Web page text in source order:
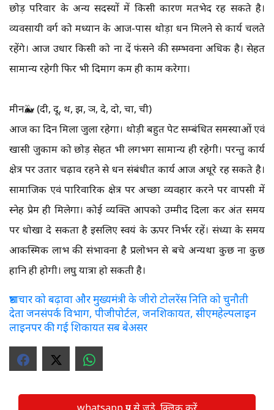
छोड़ परिवार के अन्य सदस्यों में किसी कारण मतभेद रह सकते है।
व्यवसायी वर्ग को मध्यान के आज-पास थोड़ा धन मिलने से कार्य चलते
रहेंगे। आज उधार किसी को ना दें फंसने की सम्भवना अधिक है। सेहत
सामान्य रहेगी फिर भी दिमाग कम ही काम करेगा।
मीन🐳 (दी, दू, थ, झ, ञ, दे, दो, चा, ची)
आज का दिन मिला जुला रहेगा। थोड़ी बहुत पेट सम्बंधित समस्याओं एवं
खासी जुकाम को छोड़ सेहत भी लगभग सामान्य ही रहेगी। परन्तु कार्य
क्षेत्र पर उतार चढ़ाव रहने से धन संबंधीत कार्य आज अधूरे रह सकते है।
सामाजिक एवं पारिवारिक क्षेत्र पर अच्छा व्यवहार करने पर वापसी में
स्नेह प्रेम ही मिलेगा। कोई व्यक्ति आपको उम्मीद दिला कर अंत समय
पर धोखा दे सकता है इसलिए स्वयं के ऊपर निर्भर रहें। संध्या के समय
आकस्मिक लाभ की संभावना है प्रलोभन से बचे अन्यथा कुछ ना कुछ
हानि ही होगी। लघु यात्रा हो सकती है।
भ्रष्टाचार को बढ़ावा और मुख्यमंत्री के जीरो टोलरेंस निति को चुनौती
देता जनसंपर्क विभाग, पीजीपोर्टल, जनशिकायत, सीएमहेल्पलाइन
लाइनपर की गई शिकायत सब बेअसर